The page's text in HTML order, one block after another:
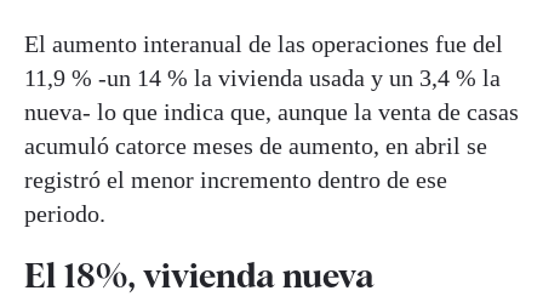
El aumento interanual de las operaciones fue del
11,9 % -un 14 % la vivienda usada y un 3,4 % la
nueva- lo que indica que, aunque la venta de casas
acumuló catorce meses de aumento, en abril se
registró el menor incremento dentro de ese
periodo.
El 18%, vivienda nueva